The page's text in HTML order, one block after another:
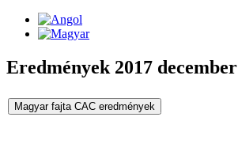
Eredmények 2017 december